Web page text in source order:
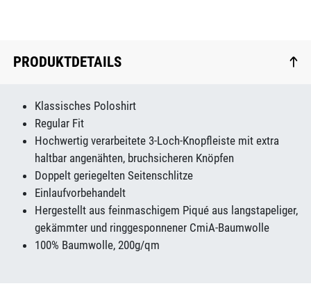
PRODUKTDETAILS
Klassisches Poloshirt
Regular Fit
Hochwertig verarbeitete 3-Loch-Knopfleiste mit extra
haltbar angenähten, bruchsicheren Knöpfen
Doppelt geriegelten Seitenschlitze
Einlaufvorbehandelt
Hergestellt aus feinmaschigem Piqué aus langstapeliger,
gekämmter und ringgesponnener CmiA-Baumwolle
100% Baumwolle, 200g/qm